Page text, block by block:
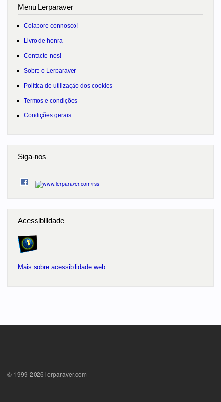
Menu Lerparaver
Colabore connosco!
Livro de honra
Contacte-nos!
Sobre o Lerparaver
Política de utilização dos cookies
Termos e condições
Condições gerais
Siga-nos
Acessibilidade
Mais sobre acessibilidade web
© 1999-2026 lerparaver.com